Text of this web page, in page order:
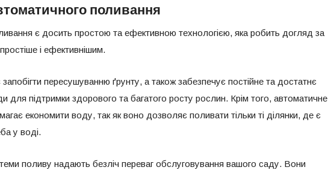
поливання
є досить простою та ефективною технологією, яка робить догляд за
і ефективнішим.
пересушуванню ґрунту, а також забезпечує постійне та достатнє
для підтримки здорового та багатого росту рослин. Крім того, автоматичне
економити воду, так як воно дозволяє поливати тільки ті ділянки, де є
у воді.
поливу надають безліч переваг обслуговування вашого саду. Вони